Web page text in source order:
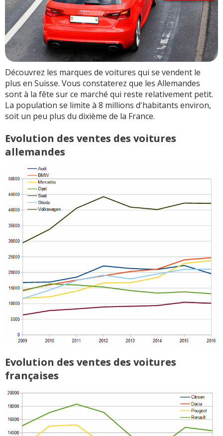
Découvrez les marques de voitures qui se vendent le
plus en Suisse. Vous constaterez que les Allemandes
sont à la fête sur ce marché qui reste relativement petit.
La population se limite à 8 millions d'habitants environ,
soit un peu plus du dixième de la France.
Evolution des ventes des voitures
allemandes
Evolution des ventes des voitures
françaises